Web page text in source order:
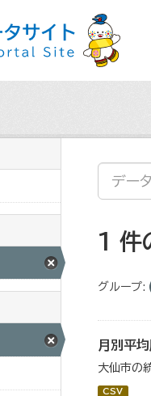
1 件
グループ:
月別平
大仙市の
CSV